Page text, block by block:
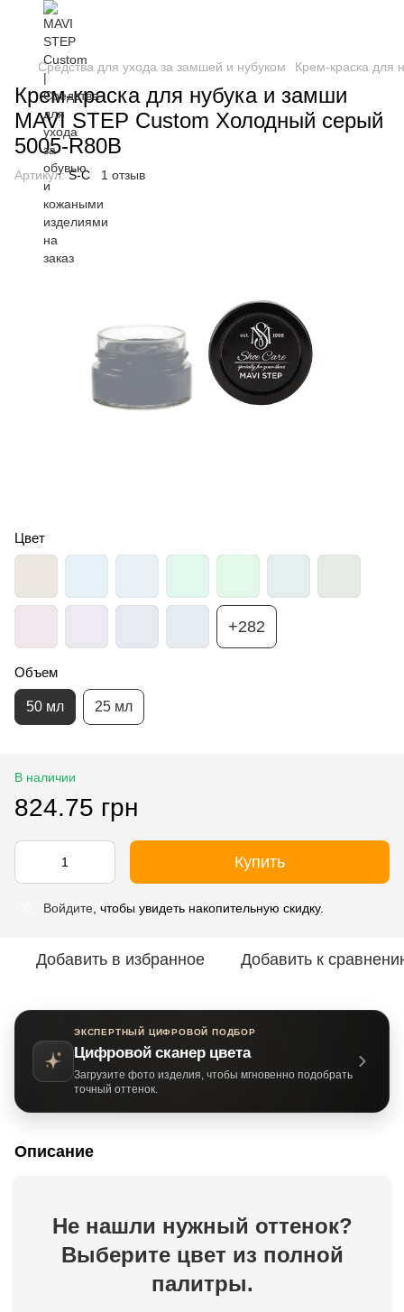
Средства для ухода за замшей и нубуком Крем-краска для
Крем-краска для нубука и замши
MAVI STEP Custom Холодный серый
5005-R80B
Артикул:S-C 1 отзыв
Цвет
+282
Объем
50 мл 25 мл
В наличии
824.75 грн
Купить
Войдите , чтобы увидеть накопительную скидку.
Добавить в избранное Добавить к
ЭКСПЕРТНЫЙ ЦИФРОВОЙ ПОДБОР
Цифровой сканер цвета
Загрузите фото изделия, чтобы мгновенно подобрать
точный оттенок.
Описание
Не нашли нужный оттенок?
Выберите цвет из полной
палитры.